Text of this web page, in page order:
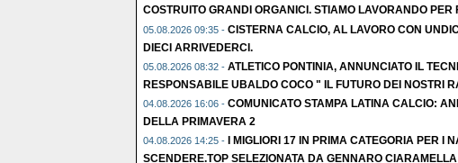
COSTRUITO GRANDI ORGANICI. STIAMO LAVORANDO PER
05.08.2026 09:35 - CISTERNA CALCIO, AL LAVORO CON
DIECI ARRIVEDERCI.
05.08.2026 08:32 - ATLETICO PONTINIA, ANNUNCIATO IL
RESPONSABILE UBALDO COCO " IL FUTURO DEI NOSTRI
04.08.2026 16:06 - COMUNICATO STAMPA LATINA CALCIO:
DELLA PRIMAVERA 2
04.08.2026 14:25 -
I MIGLIORI 17 IN PRIMA CATEGORIA PER I
SCENDERE.TOP SELEZIONATA DA GENNARO